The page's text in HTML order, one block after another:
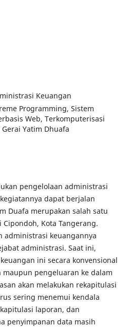
Keuangan
Programming, Sistem
Web, Terkomputerisasi
Yatim Dhuafa
pengelolaan administrasi
dapat berjalan
Duafa merupakan salah satu
Kota Tangerang.
administrasi keuangannya
administrasi. Saat ini,
ini secara konvensional
maupun pengeluaran ke dalam
akan melakukan rekapitulasi
sering menemui kendala
laporan, dan
penyimpanan data masih